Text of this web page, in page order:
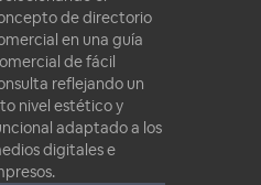
de directorio
en una guía
de fácil
reflejando un
nivel estético y
adaptado a los
digitales e